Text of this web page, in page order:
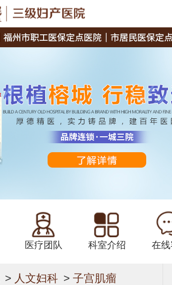
医疗团队 科室介绍 在
> 人文妇科 > 子宫肌瘤